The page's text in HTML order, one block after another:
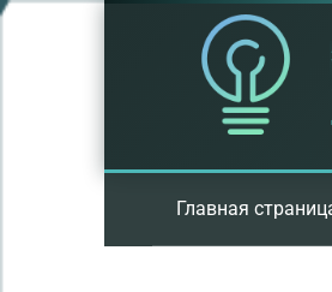
Перейти
Главная